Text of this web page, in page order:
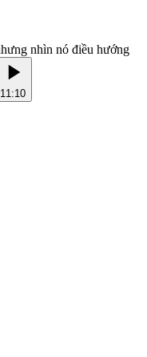
nhìn nó điều hướng
11:10